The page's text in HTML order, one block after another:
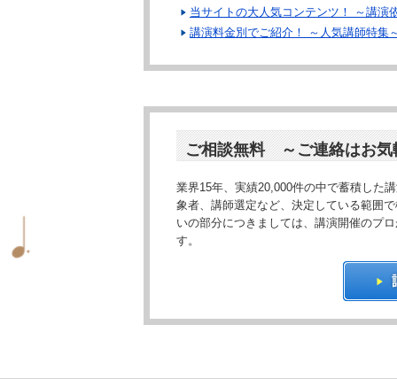
当サイトの大人気コンテンツ！ ～講演
講演料金別でご紹介！ ～人気講師特集
ご相談無料 ～ご連絡はお気
業界15年、実績20,000件の中で蓄積した
象者、講師選定など、決定している範囲
いの部分につきましては、講演開催のプ
す。